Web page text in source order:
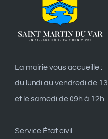
La mairie vous accueille :
du lundi au vendredi de
et le samedi de 09h à 12h
Service État civil